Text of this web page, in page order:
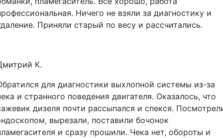
Ничего не взяли за диагностику и
Приняли старый по весу и рассчитались.
К.
для диагностики выхлопной системы из-за
и странного поведения двигателя. Оказалось, что
дизеля почти рассыпался и спекся.
вырезали, поставили бочонок
и сразу прошили. Чека нет, обороты и